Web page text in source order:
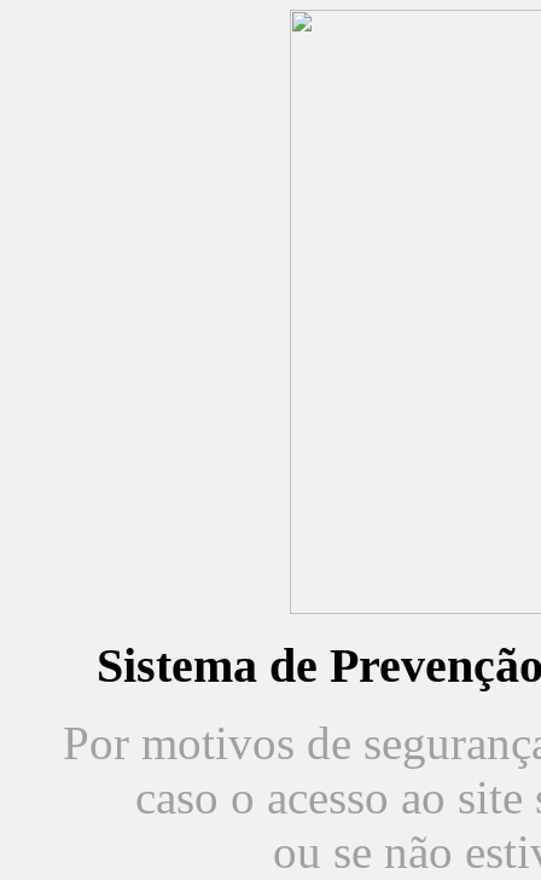
Sistema de
Por motivos de
caso o acesso ao
ou se não